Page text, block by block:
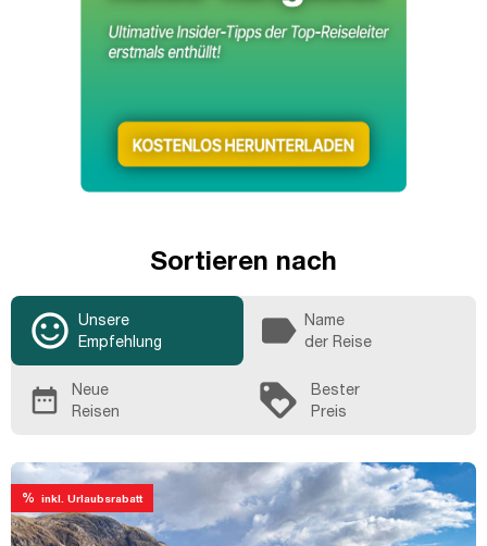
Sortieren nach
sentiment_satisfied_alt
Unsere
Empfehlung
label Name
der Reise
date_range
Neue
Reisen
loyalty
Bester
Preis
% inkl. Urlaubsrabatt